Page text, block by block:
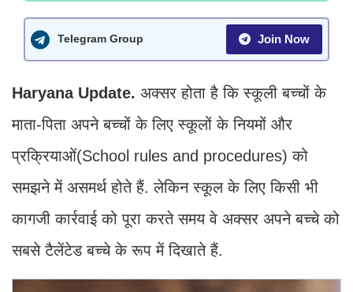
Telegram Group Join Now
Haryana Update. अक्सर होता है कि स्कूली बच्चों के
माता-पिता अपने बच्चों के लिए स्कूलों के नियमों और
प्रक्रियाओं(School rules and procedures) को
समझने में असमर्थ होते हैं. लेकिन स्कूल के लिए किसी भी
कागजी कार्रवाई को पूरा करते समय वे अक्सर अपने बच्चे को
सबसे टैलेंटेड बच्चे के रूप में दिखाते हैं.